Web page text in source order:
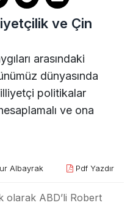
ve Çin
arasındaki
dünyasında
politikalar
ve ona
Albayrak Pdf Yazdır
olarak ABD’li Robert